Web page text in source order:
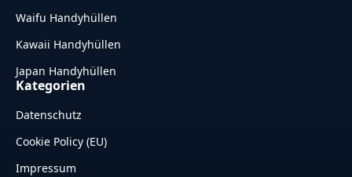
Waifu Handyhüllen
Kawaii Handyhüllen
Japan Handyhüllen
Kategorien
Datenschutz
Cookie Policy (EU)
Impressum